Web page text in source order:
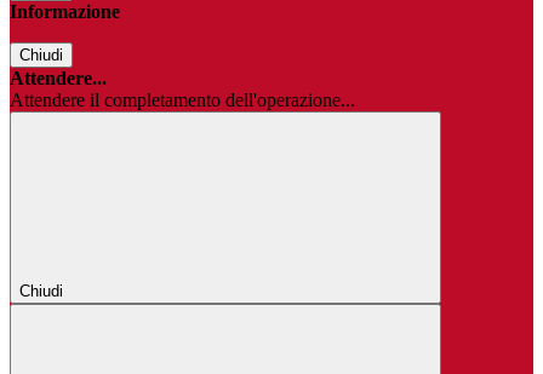
Informazione
Chiudi
Attendere...
Attendere il completamento dell'operazione...
Chiudi